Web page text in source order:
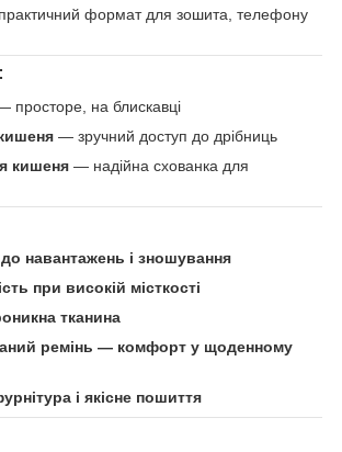
формат для зошита, телефону
просторе, на блискавці
— зручний доступ до дрібниць
кишеня — надійна схованка для
до навантажень і зношування
при високій місткості
тканина
ремінь — комфорт у щоденному
і якісне пошиття